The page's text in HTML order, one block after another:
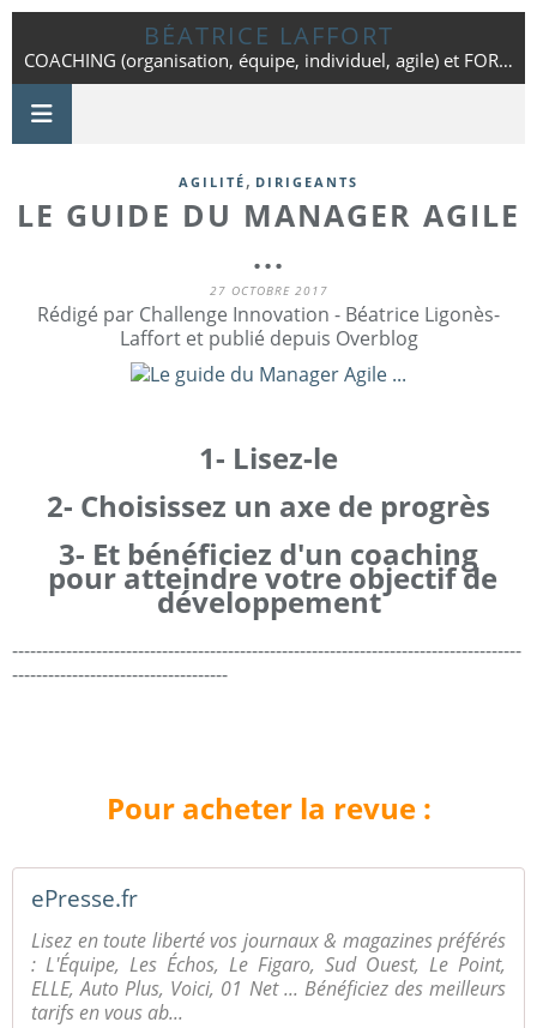
BÉATRICE LAFFORT
COACHING (organisation, équipe, individuel, agile) et FORMATION - Toulouse - 06 42 25 86 01
AGILITÉ , DIRIGEANTS
LE GUIDE DU MANAGER AGILE
...
27 OCTOBRE 2017
Rédigé par Challenge Innovation - Béatrice Ligonès-
Laffort et publié depuis Overblog
1- Lisez-le
2- Choisissez un axe de progrès
3- Et bénéficiez d'un coaching
pour atteindre votre objectif de
développement
-------------------------------------------------------------------------------------
------------------------------------
Pour acheter la revue :
ePresse.fr
Lisez en toute liberté vos journaux & magazines préférés
: L'Équipe, Les Échos, Le Figaro, Sud Ouest, Le Point,
ELLE, Auto Plus, Voici, 01 Net ... Bénéficiez des meilleurs
tarifs en vous ab...